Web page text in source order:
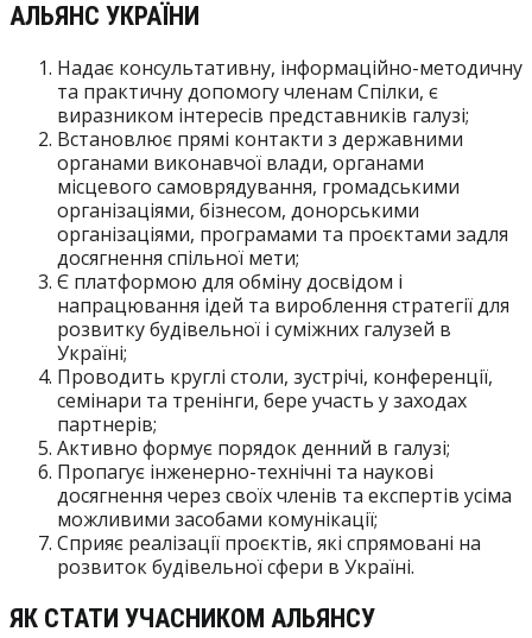
АЛЬЯНС УКРАЇНИ
Надає консультативну, інформаційно-методичну
та практичну допомогу членам Спілки, є
виразником інтересів представників галузі;
Встановлює прямі контакти з державними
органами виконавчої влади, органами
місцевого самоврядування, громадськими
організаціями, бізнесом, донорськими
організаціями, програмами та проєктами задля
досягнення спільної мети;
Є платформою для обміну досвідом і
напрацювання ідей та вироблення стратегії для
розвитку будівельної і суміжних галузей в
Україні;
Проводить круглі столи, зустрічі, конференції,
семінари та тренінги, бере участь у заходах
партнерів;
Активно формує порядок денний в галузі;
Пропагує інженерно-технічні та наукові
досягнення через своїх членів та експертів усіма
можливими засобами комунікації;
Сприяє реалізації проєктів, які спрямовані на
розвиток будівельної сфери в Україні.
ЯК СТАТИ УЧАСНИКОМ АЛЬЯНСУ